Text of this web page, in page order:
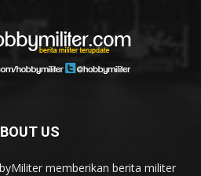
US
memberikan berita militer